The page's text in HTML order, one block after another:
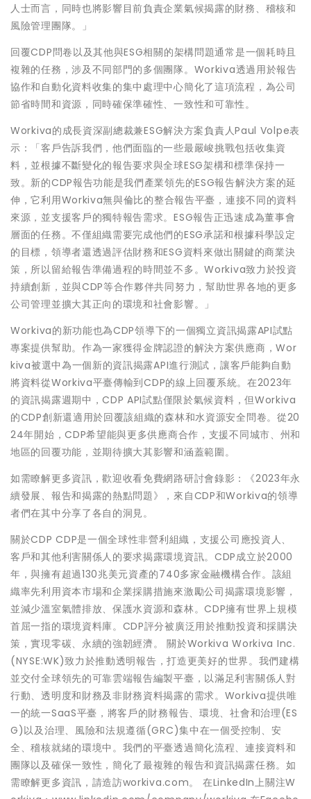
人士而言，同時也將影響目前負責企業氣候揭露的財務、稽核和
風險管理團隊。」
回覆CDP問卷以及其他與ESG相關的架構問題通常是一個耗時且
複雜的任務，涉及不同部門的多個團隊。Workiva透過用於報告
協作和自動化資料收集的集中處理中心簡化了這項流程，為公司
節省時間和資源，同時確保準確性、一致性和可靠性。
Workiva的成長資深副總裁兼ESG解決方案負責人Paul Volpe表
示：「客戶告訴我們，他們面臨的一些最嚴峻挑戰包括收集資
料，並根據不斷變化的報告要求與全球ESG架構和標準保持一
致。新的CDP報告功能是我們產業領先的ESG報告解決方案的延
伸，它利用Workiva無與倫比的整合報告平臺，連接不同的資料
來源，並支援客戶的獨特報告需求。ESG報告正迅速成為董事會
層面的任務。不僅組織需要完成他們的ESG承諾和根據科學設定
的目標，領導者還透過評估財務和ESG資料來做出關鍵的商業決
策，所以留給報告準備過程的時間並不多。Workiva致力於投資
持續創新，並與CDP等合作夥伴共同努力，幫助世界各地的更多
公司管理並擴大其正向的環境和社會影響。」
Workiva的新功能也為CDP領導下的一個獨立資訊揭露API試點
專案提供幫助。作為一家獲得金牌認證的解決方案供應商，Wor
kiva被選中為一個新的資訊揭露API進行測試，讓客戶能夠自動
將資料從Workiva平臺傳輸到CDP的線上回覆系統。在2023年
的資訊揭露週期中，CDP API試點僅限於氣候資料，但Workiva
的CDP創新還適用於回覆該組織的森林和水資源安全問卷。從20
24年開始，CDP希望能與更多供應商合作，支援不同城市、州和
地區的回覆功能，並期待擴大其影響和涵蓋範圍。
如需瞭解更多資訊，歡迎收看免費網路研討會錄影：《2023年永
續發展、報告和揭露的熱點問題》，來自CDP和Workiva的領導
者們在其中分享了各自的洞見。
關於CDP CDP是一個全球性非營利組織，支援公司應投資人、
客戶和其他利害關係人的要求揭露環境資訊。CDP成立於2000
年，與擁有超過130兆美元資產的740多家金融機構合作。該組
織率先利用資本市場和企業採購措施來激勵公司揭露環境影響，
並減少溫室氣體排放、保護水資源和森林。CDP擁有世界上規模
首屈一指的環境資料庫。CDP評分被廣泛用於推動投資和採購決
策，實現零碳、永續的強韌經濟。 關於Workiva Workiva Inc.
(NYSE:WK)致力於推動透明報告，打造更美好的世界。我們建構
並交付全球領先的可靠雲端報告編製平臺，以滿足利害關係人對
行動、透明度和財務及非財務資料揭露的需求。Workiva提供唯
一的統一SaaS平臺，將客戶的財務報告、環境、社會和治理(ES
G)以及治理、風險和法規遵循(GRC)集中在一個受控制、安
全、稽核就緒的環境中。我們的平臺透過簡化流程、連接資料和
團隊以及確保一致性，簡化了最複雜的報告和資訊揭露任務。如
需瞭解更多資訊，請造訪workiva.com。 在LinkedIn上關注W